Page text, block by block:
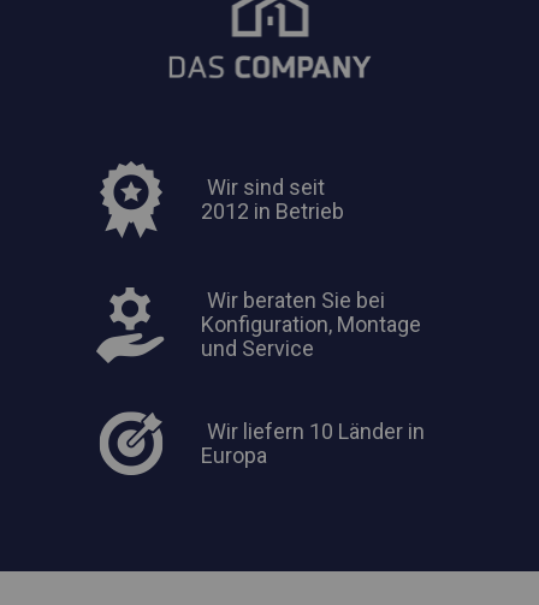
Wir sind seit
2012 in Betrieb
Wir beraten Sie bei
Konfiguration, Montage
und Service
Wir liefern 10 Länder in
Europa